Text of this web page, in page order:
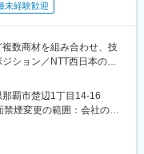
修でセキュリティ実務を
修
ムでフォロー）
リスト／セキュリティコ
未経験歓迎
数商材を組み合わせ、技
ション／NTT西日本の基
月平均13H＞
、
するICT提案を技術面から
那覇市楚辺1丁目14-16
禁煙変更の範囲：会社の定